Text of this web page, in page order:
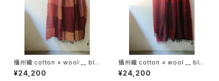
播州織 cotton × wool __ blo
ck 220-120 埋火GK
¥24,200
播州織 cotton × wool __ blo
ck 220-120 落陽GK
¥24,200